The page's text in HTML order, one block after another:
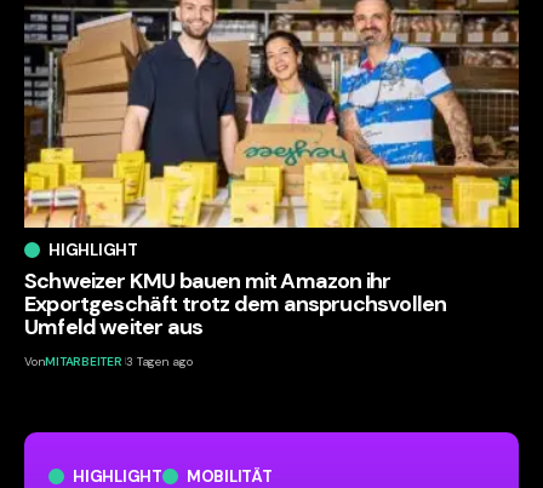
HIGHLIGHT MOBILITÄT
HIGHLIGHT
Schweizer KMU bauen mit Amazon ihr
Exportgeschäft trotz dem anspruchsvollen
Umfeld weiter aus
VonMITARBEITER 3 Tagen ago